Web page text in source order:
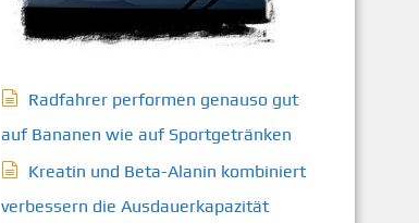
Radfahrer performen genauso gut
auf Bananen wie auf Sportgetränken
Kreatin und Beta-Alanin kombiniert
verbessern die Ausdauerkapazität